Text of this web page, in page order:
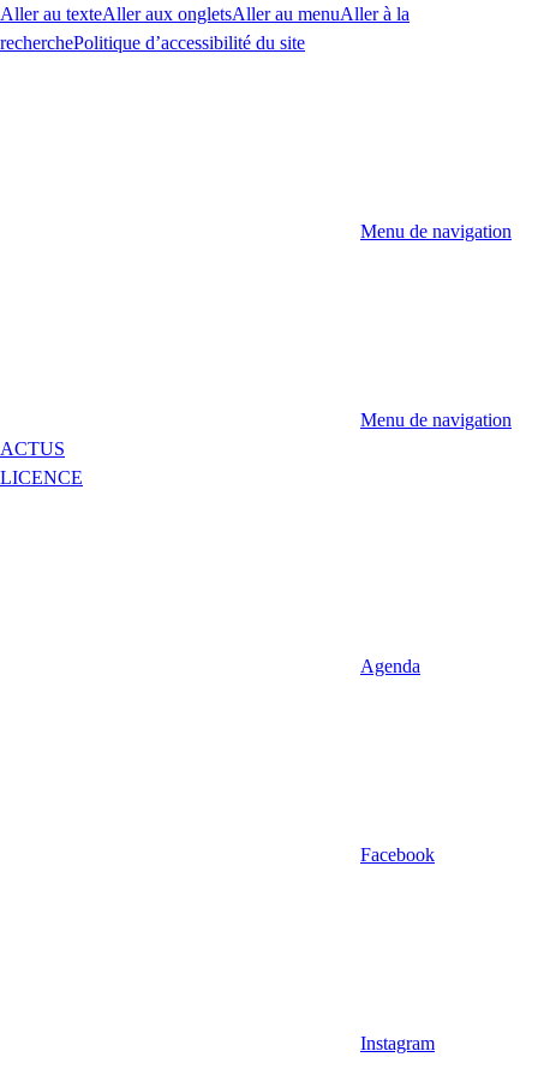
Aller au texteAller aux ongletsAller au menuAller à la
recherchePolitique d’accessibilité du site
Menu de navigation
Menu de navigation
ACTUS
LICENCE
Agenda
Facebook
Instagram